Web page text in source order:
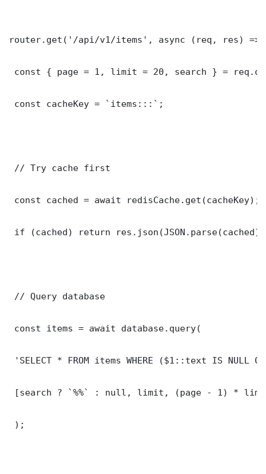
router.get('/api/v1/items', async (req, res) =>
const { page = 1, limit = 20, search } =
const cacheKey = `items:::`;
// Try cache first
const cached = await redisCache.get(cacheKey);
if (cached) return
// Query database
const items = await database.query(
'SELECT * FROM items WHERE ($1::text IS NULL
[search ? `%%` : null, limit, (page - 1) *
);